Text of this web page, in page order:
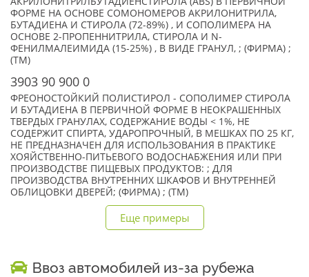
ФОРМЕ НА ОСНОВЕ СОМОНОМЕРОВ АКРИЛОНИТРИЛА,
БУТАДИЕНА И СТИРОЛА (72-89%) , И СОПОЛИМЕРА НА
ОСНОВЕ 2-ПРОПЕННИТРИЛА, СТИРОЛА И N-
ФЕНИЛМАЛЕИМИДА (15-25%) , В ВИДЕ ГРАНУЛ, ; (ФИРМА) ;
(TM)
3903 90 900 0
ФРЕОНОСТОЙКИЙ ПОЛИСТИРОЛ - СОПОЛИМЕР СТИРОЛА
И БУТАДИЕНА В ПЕРВИЧНОЙ ФОРМЕ В НЕОКРАШЕННЫХ
ТВЕРДЫХ ГРАНУЛАХ, СОДЕРЖАНИЕ ВОДЫ < 1%, НЕ
СОДЕРЖИТ СПИРТА, УДАРОПРОЧНЫЙ, В МЕШКАХ ПО 25 КГ,
НЕ ПРЕДНАЗНАЧЕН ДЛЯ ИСПОЛЬЗОВАНИЯ В ПРАКТИКЕ
ХОЯЙСТВЕННО-ПИТЬЕВОГО ВОДОСНАБЖЕНИЯ ИЛИ ПРИ
ПРОИЗВОДСТВЕ ПИЩЕВЫХ ПРОДУКТОВ: ; ДЛЯ
ПРОИЗВОДСТВА ВНУТРЕННИХ ШКАФОВ И ВНУТРЕННЕЙ
ОБЛИЦОВКИ ДВЕРЕЙ; (ФИРМА) ; (TM)
Еще примеры
Ввоз автомобилей из-за рубежа